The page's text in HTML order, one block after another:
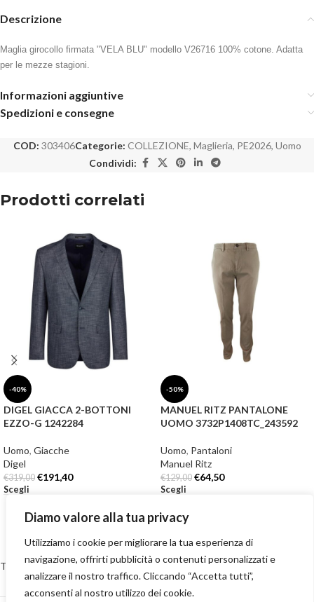
Diamo valore alla tua privacy
Utilizziamo i cookie per migliorare la tua esperienza di
navigazione, offrirti pubblicità o contenuti personalizzati e
analizzare il nostro traffico. Cliccando “Accetta tutti”,
acconsenti al nostro utilizzo dei cookie.
Descrizione
Maglia girocollo firmata "VELA BLU" modello V26716 100% cotone. Adatta
per le mezze stagioni.
Informazioni aggiuntive
Spedizioni e consegne
COD: 303406Categorie: COLLEZIONE, Maglieria, PE2026, Uomo
Condividi:
Prodotti correlati
-40%
DIGEL GIACCA 2-BOTTONI
EZZO-G 1242284
Uomo, Giacche
Digel
€319,00 €191,40
Scegli
-50%
MANUEL RITZ PANTALONE
UOMO 3732P1408TC_243592
Uomo, Pantaloni
Manuel Ritz
€129,00 €64,50
Scegli
Termini e Condizioni-Privacy Policy-Cookie Policy-Reso e restituzioni
-Spedizioni-Contatti